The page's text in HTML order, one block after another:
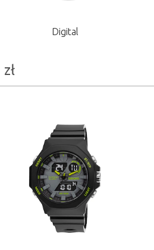
Digital
zł